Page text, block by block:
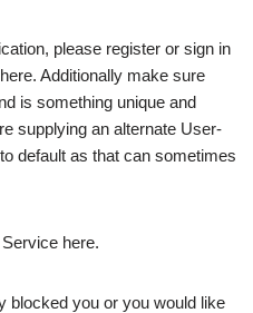
please register or sign in
Additionally make sure
is something unique and
supplying an alternate User-
default as that can sometimes
here.
blocked you or you would like